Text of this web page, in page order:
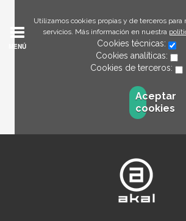
Utilizamos cookies propias y de terceros para
servicios. Más información en nuestra
Cookies técnicas:
Cookies analíticas:
Cookies de terceros:
Aceptar
cookies
MENÚ